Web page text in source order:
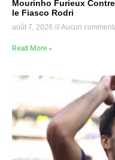
Mourinho Furieux
le Fiasco Rodri
août 7, 2026 Aucun
Read More »